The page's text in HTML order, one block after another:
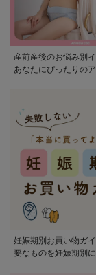
産前産後のお悩み別
あなたにぴったりの
妊娠期別お買い物ガ
要なものを妊娠期別